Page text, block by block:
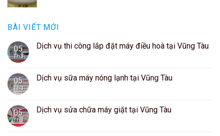
BÀI VIẾT MỚI
05
Th3
Dịch vụ thi công lắp đặt máy điều hoà tại Vũng Tàu
05
Th3
Dịch vụ sữa máy nóng lạnh tại Vũng Tàu
05
Th3
Dịch vụ sửa chữa máy giặt tại Vũng Tàu